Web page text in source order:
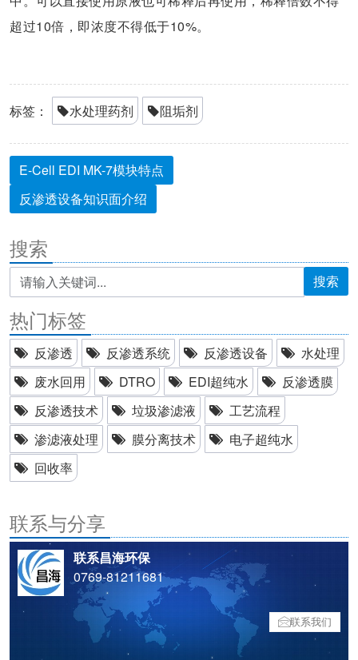
超过10倍，即浓度不得低于10%。
标签： 水处理药剂 阻垢剂
E-Cell EDI MK-7模块特点
反渗透设备知识面介绍
搜索
搜索
热门标签
反渗透 反渗透系统 反渗透设备
水处理
废水回用
DTRO EDI超纯水
反渗透膜
反渗透技术
垃圾渗滤液
工艺流程
渗滤液处理
膜分离技术
电子超纯水
回收率
联系与分享
联系昌海环保
0769-81211681
联系我们